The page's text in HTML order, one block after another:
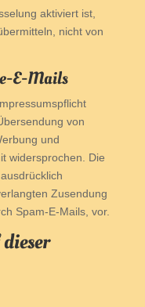
aktiviert ist,
nicht von
E-Mails
von
und
widersprochen. Die
Zusendung
Spam-E-Mails, vor.